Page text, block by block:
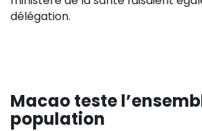
délégation.
Macao teste
population